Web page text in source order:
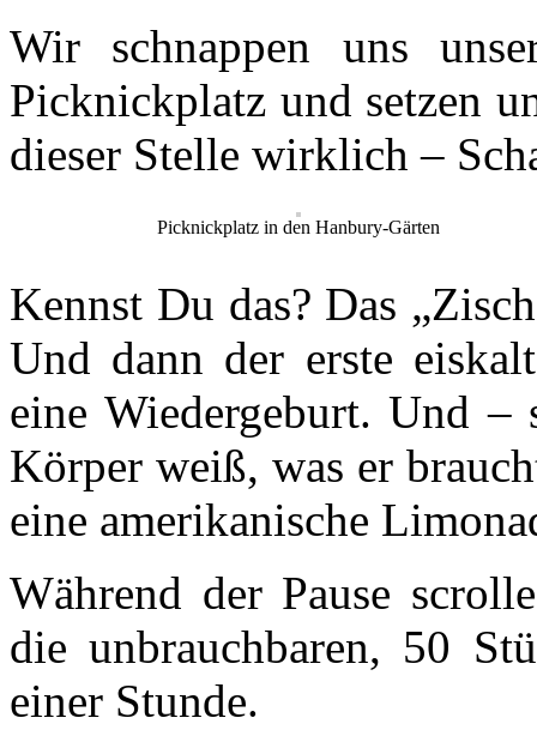
Wir schnappen uns
Picknickplatz und setzen
dieser Stelle wirklich –
Picknickplatz in den Hanbury-Gärten
Kennst Du das? Das
Und dann der erste
eine Wiedergeburt. Und
Körper weiß, was er
eine amerikanische
Während der Pause
die unbrauchbaren, 50
einer Stunde.